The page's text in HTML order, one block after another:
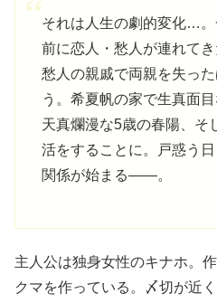
それは人生の劇的変化…
前に恋人・愁人が連れて
愁人の親戚で両親を失っ
う。希夏帆の家で生真面
天真爛漫な5歳の春陽、そ
活をすることに。戸惑う
関係が始まる――。
主人公は独身女性のキナホ。
クマを作っている。〆切が近